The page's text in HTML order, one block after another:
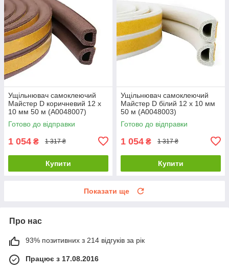
Ущільнювач самоклеючий
Майстер D коричневий 12 х
10 мм 50 м (А0048007)
Готово до відправки
1 054 ₴ 1 317 ₴
Купити
Ущільнювач самоклеючий
Майстер D білий 12 х 10 мм
50 м (А0048003)
Готово до відправки
1 054 ₴ 1 317 ₴
Купити
Показати ще
Про нас
93% позитивних з 214 відгуків за рік
Працює з 17.08.2016